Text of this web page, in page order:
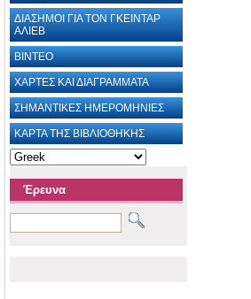
ΔΙΑΣΗΜΟΙ ΓΙΑ ΤΟΝ ΓΚΕΙΝΤΑΡ
ΑΛΙΕΒ
ΒΙΝΤΕΟ
ΧΑΡΤΕΣ ΚΑΙ ΔΙΑΓΡΑΜΜΑΤΑ ‎
ΣΗΜΑΝΤΙΚΕΣ ΗΜΕΡΟΜΗΝΙΕΣ
ΚΑΡΤΑ ΤΗΣ ΒΙΒΛΙΟΘΗΚΗΣ
Έρευνα